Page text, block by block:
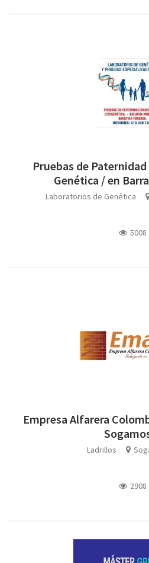
Pruebas de
Genética / en
Laboratorios de Genética
5008
Empresa Alfarera
Ladrillos
2908